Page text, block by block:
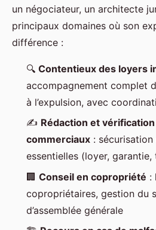
un négociateur, un architecte
principaux domaines où son
différence :
🔍 Contentieux des loyers
accompagnement complet
à l’expulsion, avec
✍️ Rédaction et
commerciaux :
essentielles (loyer, garantie,
🏢 Conseil en copropriété :
copropriétaires, gestion du
d’assemblée générale